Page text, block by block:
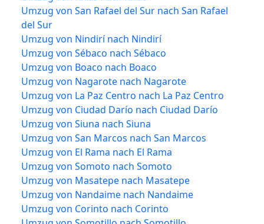
Umzug von San Rafael del Sur nach San Rafael
del Sur
Umzug von Nindirí nach Nindirí
Umzug von Sébaco nach Sébaco
Umzug von Boaco nach Boaco
Umzug von Nagarote nach Nagarote
Umzug von La Paz Centro nach La Paz Centro
Umzug von Ciudad Darío nach Ciudad Darío
Umzug von Siuna nach Siuna
Umzug von San Marcos nach San Marcos
Umzug von El Rama nach El Rama
Umzug von Somoto nach Somoto
Umzug von Masatepe nach Masatepe
Umzug von Nandaime nach Nandaime
Umzug von Corinto nach Corinto